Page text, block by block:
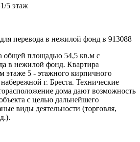
1/5 этаж
перевода в нежилой фонд в 913088
общей площадью 54,5 кв.м с
в нежилой фонд. Квартира
этаже 5 - этажного кирпичного
г. Бреста. Технические
дома дают возможность
с целью дальнейшего
виды деятельности (торговля,